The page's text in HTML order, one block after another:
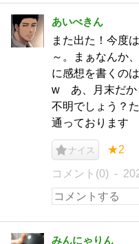
あいべきん
また出た！今度
～。まぁなんか
に感想を書くの
w あ、月末だか
不明でしょう？
通っております
ナイス ★2
コメント(0)
みんにゃりん